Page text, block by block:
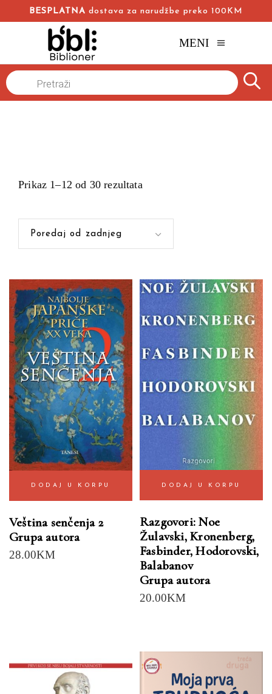
BESPLATNA dostava za narudžbe preko 100KM
MENI
Naslovna
Products
search
Prikaz 1–12 od 30 rezultata
Poredaj od zadnjeg
DODAJ U KORPU
Veština senčenja 2
Grupa autora
28.00KM
DODAJ U KORPU
Razgovori: Noe
Žulavski, Kronenberg,
Fasbinder, Hodorovski,
Balabanov
Grupa autora
20.00KM